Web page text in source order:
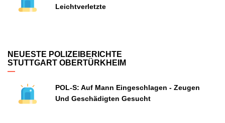
Leichtverletzte
NEUESTE POLIZEIBERICHTE
STUTTGART OBERTÜRKHEIM
POL-S: Auf Mann Eingeschlagen - Zeugen
Und Geschädigten Gesucht